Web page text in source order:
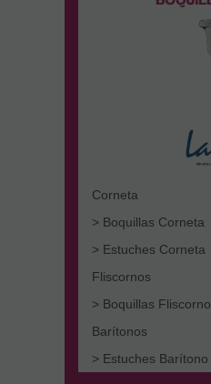
Corneta
> Boquillas Corneta
> Estuches Corneta
Fliscornos
> Boquillas Fliscorno
Barítonos
> Estuches Barítono